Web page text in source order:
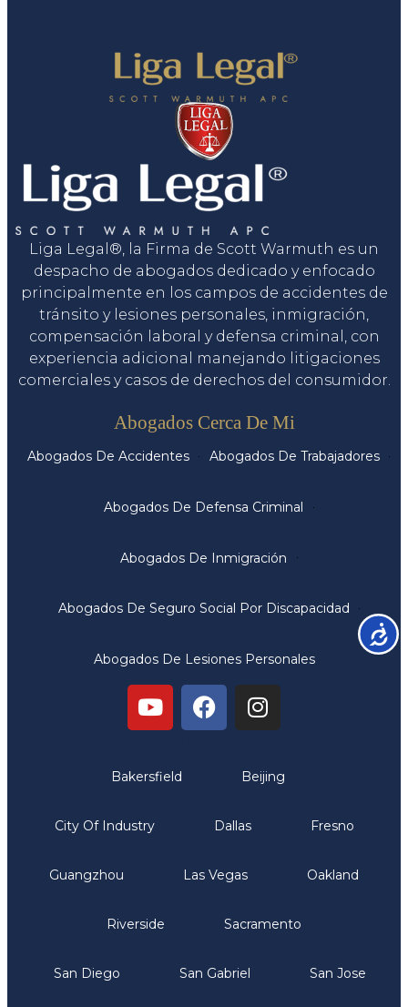
Liga Legal®, la Firma de Scott Warmuth es un
despacho de abogados dedicado y enfocado
principalmente en los campos de accidentes de
tránsito y lesiones personales, inmigración,
compensación laboral y defensa criminal, con
experiencia adicional manejando litigaciones
comerciales y casos de derechos del consumidor.
Abogados Cerca De Mi
Abogados De Accidentes Abogados De Trabajadores
Abogados De Defensa Criminal
Abogados De Inmigración
Abogados De Seguro Social Por Discapacidad
Abogados De Lesiones Personales
Bakersfield Beijing
City Of Industry Dallas Fresno
Guangzhou Las Vegas Oakland
Riverside Sacramento
San Diego San Gabriel San Jose